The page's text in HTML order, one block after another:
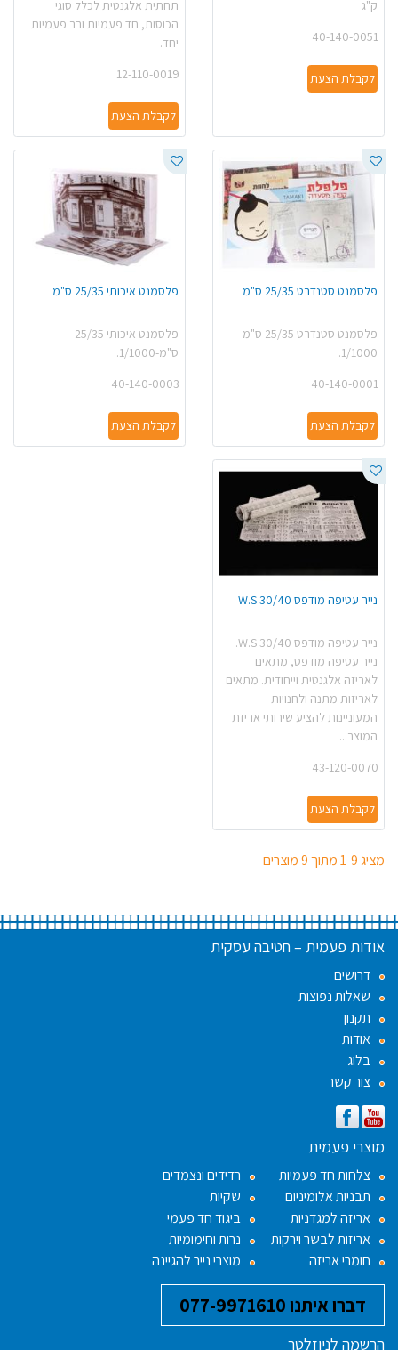
ק"ג
40-140-0051
לקבלת הצעת
תחתית אלגנטית לכלל סוגי
הכוסות, חד פעמיות ורב פעמיות
יחד.
12-110-0019
לקבלת הצעת
פלסמנט סטנדרט 25/35 ס"מ
פלסמנט סטנדרט 25/35 ס"מ-
1/1000.
40-140-0001
לקבלת הצעת
פלסמנט איכותי 25/35 ס"מ
פלסמנט איכותי 25/35
ס"מ-1/1000.
40-140-0003
לקבלת הצעת
נייר עטיפה מודפס 30/40 W.S
נייר עטיפה מודפס 30/40 W.S.
נייר עטיפה מודפס, מתאים
לאריזה אלגנטית וייחודית. מתאים
לאריזות מתנה ולחנויות
המעוניינות להציע שירותי אריזת
המוצר...
43-120-0070
לקבלת הצעת
מציג 1-9 מתוך 9 מוצרים
אודות פעמית – חטיבה עסקית
דרושים
שאלות נפוצות
תקנון
אודות
בלוג
צור קשר
מוצרי פעמית
צלחות חד פעמיות
תבניות אלומיניום
אריזה למגדניות
אריזות לבשר וירקות
חומרי אריזה
רדידים ונצמדים
שקיות
ביגוד חד פעמי
נרות וחימומיות
מוצרי נייר להגיינה
דברו איתנו 077-9971610
הרשמה לניוזלטר